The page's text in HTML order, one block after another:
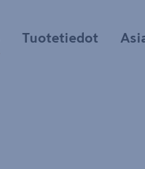
Tuotetiedot